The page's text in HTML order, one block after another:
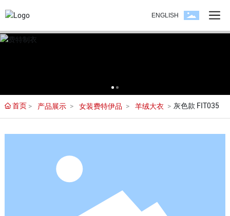
ENGLISH
首页 产品展示 女装费特伊品 羊绒大衣 灰色款 FIT035